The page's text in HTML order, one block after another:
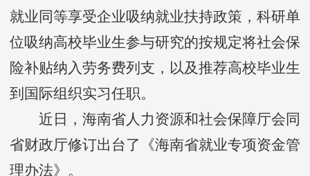
就业同等享受企业吸纳就业扶持政策，科研单
位吸纳高校毕业生参与研究的按规定将社会保
险补贴纳入劳务费列支，以及推荐高校毕业生
到国际组织实习任职。
近日，海南省人力资源和社会保障厅会同
省财政厅修订出台了《海南省就业专项资金管
理办法》。